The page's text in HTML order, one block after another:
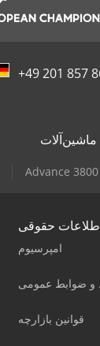
+49 201 857
Advance 3800
حقوقی
امپرسیوم
و ضوابط عمومی
قوانین بازارچه